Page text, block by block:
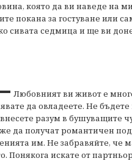
която да ви наведе на
покана за гостуване или
сивата седмица и ще ви
Любовният ви живот е
да овладеете. Не
разум в бушуващите
да получат романтичен
им. Не забравяйте, че
Понякога искате от